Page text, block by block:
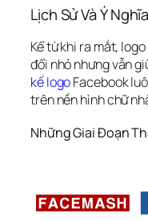
Lịch Sử Và Ý
Kể từ khi ra mắt,
đổi nhỏ nhưng vẫn
kế logo Facebook
trên nền hình chữ
Những Giai Đoạn